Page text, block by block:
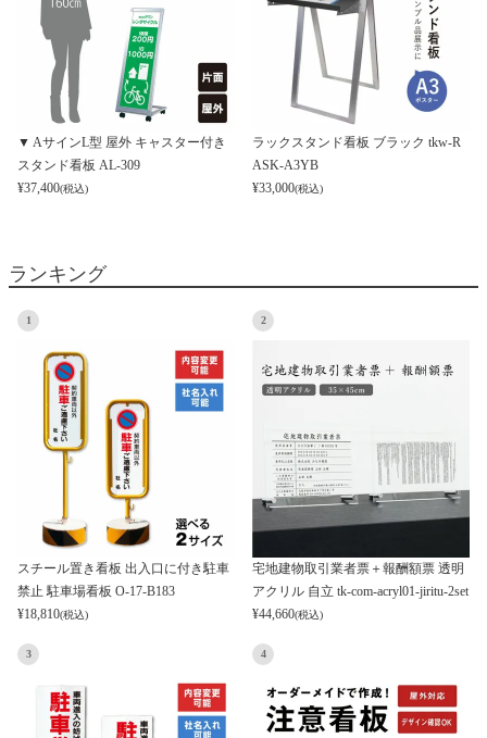
▼ AサインL型 屋外 キャスター付き
スタンド看板 AL-309
¥37,400(税込)
ラックスタンド看板 ブラック tkw-R
ASK-A3YB
¥33,000(税込)
ランキング
1
スチール置き看板 出入口に付き駐車
禁止 駐車場看板 O-17-B183
¥18,810(税込)
2
宅地建物取引業者票＋報酬額票 透明
アクリル 自立 tk-com-acryl01-jiritu-2set
¥44,660(税込)
3 4